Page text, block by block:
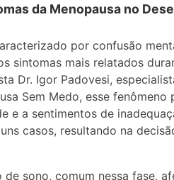
da Menopausa no
por confusão
sintomas mais relatados
Dr. Igor Padovesi,
Sem Medo, esse fenômeno
e a sentimentos de
casos, resultando na
sono, comum nessa fase,